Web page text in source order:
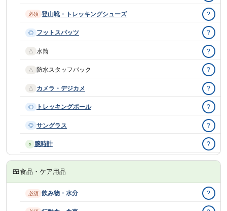
必須 登山靴・トレッキングシューズ ?
◎ フットスパッツ ?
△ 水筒 ?
△ 防水スタッフバック ?
△ カメラ・デジカメ ?
◎ トレッキングポール ?
◎ サングラス ?
○ 腕時計 ?
🍱食品・ケア用品
必須 飲み物・水分 ?